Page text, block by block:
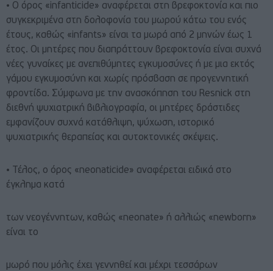
• Ο όρος «infanticide» αναφέρεται στη βρεφοκτονία και πιο
συγκεκριμένα στη δολοφονία του μωρού κάτω του ενός
έτους, καθώς «infants» είναι τα μωρά από 2 μηνών έως 1
έτος. Οι μητέρες που διαπράττουν βρεφοκτονία είναι συχνά
νέες γυναίκες με ανεπιθύμητες εγκυμοσύνες ή με μια εκτός
γάμου εγκυμοσύνη και χωρίς πρόσβαση σε προγεννητική
φροντίδα. Σύμφωνα με την ανασκόπηση του Resnick στη
διεθνή ψυχιατρική βιβλιογραφία, οι μητέρες δράστιδες
εμφανίζουν συχνά κατάθλιψη, ψύχωση, ιστορικό
ψυχιατρικής θεραπείας και αυτοκτονικές σκέψεις.
• Τέλος, ο όρος «neonaticide» αναφέρεται ειδικά στο
έγκλημα κατά
των νεογέννητων, καθώς «neonate» ή αλλιώς «newborn»
είναι το
μωρό που μόλις έχει γεννηθεί και μέχρι τεσσάρων